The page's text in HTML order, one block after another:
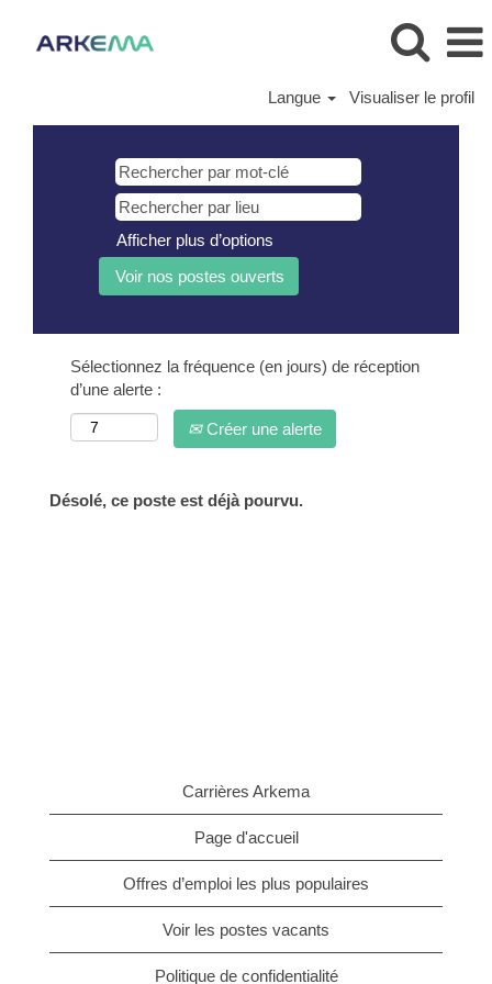
Langue Visualiser le profil
Afficher plus d’options
Sélectionnez la fréquence (en jours) de réception
d’une alerte :
Créer une alerte
Désolé, ce poste est déjà pourvu.
Carrières Arkema
Page d'accueil
Offres d’emploi les plus populaires
Voir les postes vacants
Politique de confidentialité